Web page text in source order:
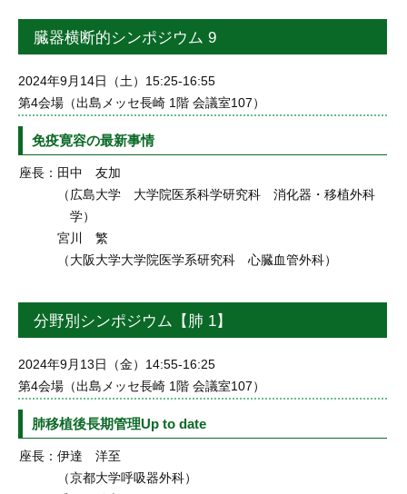
臓器横断的シンポジウム 9
2024年9月14日（土）15:25-16:55
第4会場（出島メッセ長崎 1階 会議室107）
免疫寛容の最新事情
座長： 田中 友加
（広島大学 大学院医系科学研究科 消化器・移植外科
学）
宮川 繁
（大阪大学大学院医学系研究科 心臓血管外科）
分野別シンポジウム【肺 1】
2024年9月13日（金）14:55-16:25
第4会場（出島メッセ長崎 1階 会議室107）
肺移植後長期管理Up to date
座長： 伊達 洋至
（京都大学呼吸器外科）